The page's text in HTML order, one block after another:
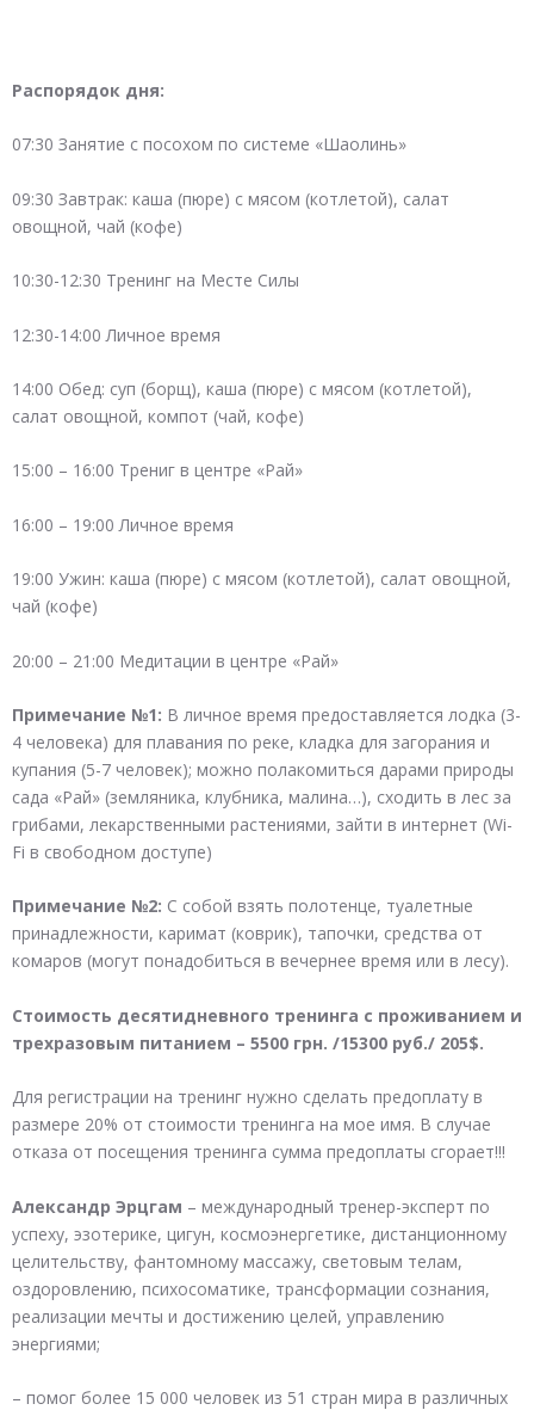
Распорядок дня:
07:30 Занятие с посохом по системе «Шаолинь»
09:30 Завтрак: каша (пюре) с мясом (котлетой), салат
овощной, чай (кофе)
10:30-12:30 Тренинг на Месте Силы
12:30-14:00 Личное время
14:00 Обед: суп (борщ), каша (пюре) с мясом (котлетой),
салат овощной, компот (чай, кофе)
15:00 – 16:00 Трениг в центре «Рай»
16:00 – 19:00 Личное время
19:00 Ужин: каша (пюре) с мясом (котлетой), салат овощной,
чай (кофе)
20:00 – 21:00 Медитации в центре «Рай»
Примечание №1: В личное время предоставляется лодка (3-
4 человека) для плавания по реке, кладка для загорания и
купания (5-7 человек); можно полакомиться дарами природы
сада «Рай» (земляника, клубника, малина…), сходить в лес за
грибами, лекарственными растениями, зайти в интернет (Wi-
Fi в свободном доступе)
Примечание №2: С собой взять полотенце, туалетные
принадлежности, каримат (коврик), тапочки, средства от
комаров (могут понадобиться в вечернее время или в лесу).
Стоимость десятидневного тренинга с проживанием и
трехразовым питанием – 5500 грн. /15300 руб./ 205$.
Для регистрации на тренинг нужно сделать предоплату в
размере 20% от стоимости тренинга на мое имя. В случае
отказа от посещения тренинга сумма предоплаты сгорает!!!
Александр Эрцгам – международный тренер-эксперт по
успеху, эзотерике, цигун, космоэнергетике, дистанционному
целительству, фантомному массажу, световым телам,
оздоровлению, психосоматике, трансформации сознания,
реализации мечты и достижению целей, управлению
энергиями;
– помог более 15 000 человек из 51 стран мира в различных